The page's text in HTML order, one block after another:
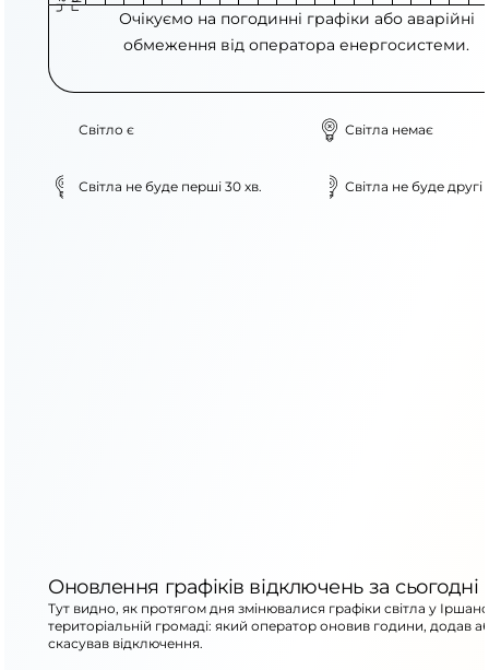
Очікуємо на погодинні графіки або аварійні
обмеження від оператора енергосистеми.
Світло є Світла немає
Світла не буде перші 30 хв. Світла не буде другі
Оновлення графіків відключень за сьогодні
Тут видно, як протягом дня змінювалися графіки світла у
територіальній громаді: який оператор оновив години, додав
скасував відключення.